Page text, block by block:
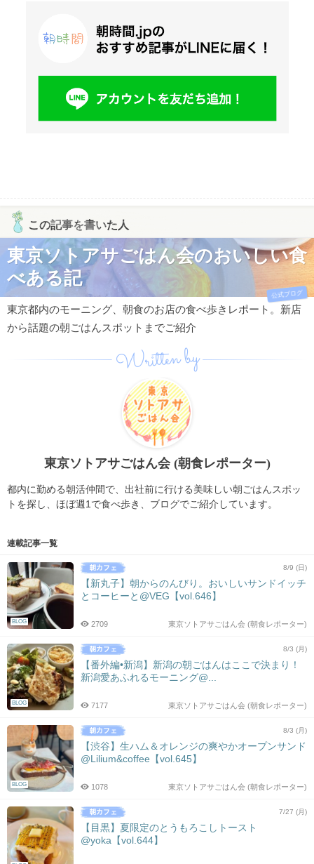
この記事を書いた人
東京ソトアサごはん会のおいしい食
べある記
公式ブログ
東京都内のモーニング、朝食のお店の食べ歩きレポート。新店
から話題の朝ごはんスポットまでご紹介
Written by
東京ソトアサごはん会 (朝食レポーター)
都内に勤める朝活仲間で、出社前に行ける美味しい朝ごはんスポッ
トを探し、ほぼ週1で食べ歩き、ブログでご紹介しています。
連載記事一覧
BLOG
8/9 (日)
【新丸子】朝からのんびり。おいしいサンドイッチ
とコーヒーと@VEG【vol.646】
東京ソトアサごはん会 (朝食レポーター)
2709
BLOG
8/3 (月)
【番外編•新潟】新潟の朝ごはんはここで決まり！
新潟愛あふれるモーニング@...
東京ソトアサごはん会 (朝食レポーター)
7177
BLOG
8/3 (月)
【渋谷】生ハム＆オレンジの爽やかオープンサンド
@Lilium&coffee【vol.645】
東京ソトアサごはん会 (朝食レポーター)
1078
7/27 (月)
【目黒】夏限定のとうもろこしトースト
@yoka【vol.644】